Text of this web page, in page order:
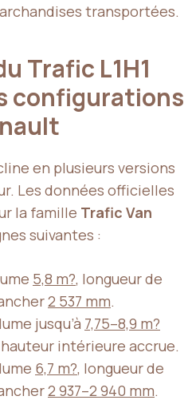
transportées.
Trafic L1H1
configurations
en plusieurs versions
Les données officielles
la famille Trafic Van
suivantes :
5,8 m?, longueur de
2 537 mm.
jusqu’à 7,75–8,9 m?
intérieure accrue.
6,7 m?, longueur de
2 937–2 940 mm.